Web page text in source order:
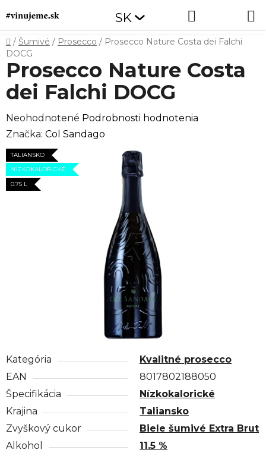
na
obsah
SK
KOŠÍK
Domov
/ Šumivé / Prosecco / Prosecco Nature Costa dei Falchi
DOCG
Kategória
Kvalitné prosecco
EAN
8017802188050
Špecifikácia
Nízkokalorické
Krajina
Taliansko
Zvyškový cukor
Biele šumivé Extra Brut
Alkohol
11.5 %
Prosecco Nature Costa
dei Falchi DOCG
Priemerné
hodnotenie
produktu
je
0,0
Neohodnotené Podrobnosti hodnotenia
Značka: Col Sandago
TALIANSKO
NÍZKOKALORICKÉ
0.75 L